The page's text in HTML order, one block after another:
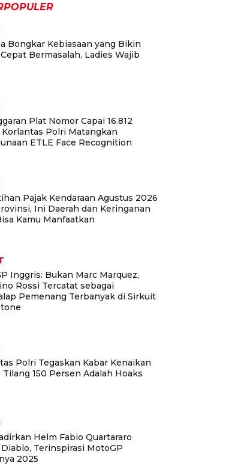
Bongkar Kebiasaan yang Bikin
Bermasalah, Ladies Wajib
Plat Nomor Capai 16.812
Korlantas Polri Matangkan
ETLE Face Recognition
Pajak Kendaraan Agustus 2026
Ini Daerah dan Keringanan
Kamu Manfaatkan
Inggris: Bukan Marc Marquez,
Rossi Tercatat sebagai
Pemenang Terbanyak di Sirkuit
Polri Tegaskan Kabar Kenaikan
Tilang 150 Persen Adalah Hoaks
Helm Fabio Quartararo
Terinspirasi MotoGP
2025